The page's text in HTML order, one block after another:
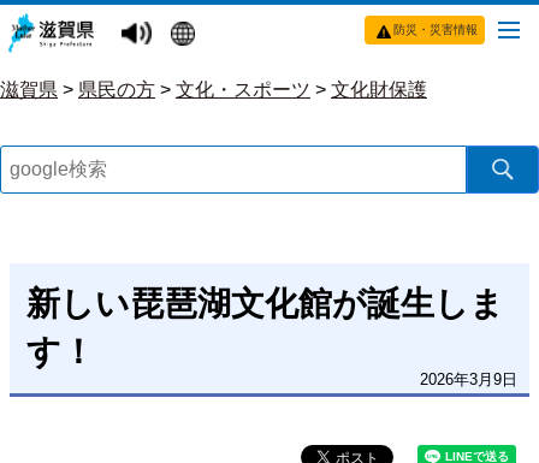
防災・災害情報
滋賀県 > 県民の方 > 文化・スポーツ > 文化財保護
新しい琵琶湖文化館が誕生しま
す！
2026年3月9日